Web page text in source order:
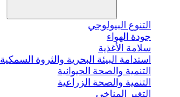
التنوع البيولوجي
جودة الهواء
سلامة الأغذية
استدامة البيئة البحرية والثروة السمكية
التنمية والصحة الحيوانية
التنمية والصحة الزراعية
التغير المناخي